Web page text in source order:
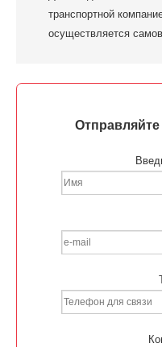
транспортной
осуществляется
Отправляйте